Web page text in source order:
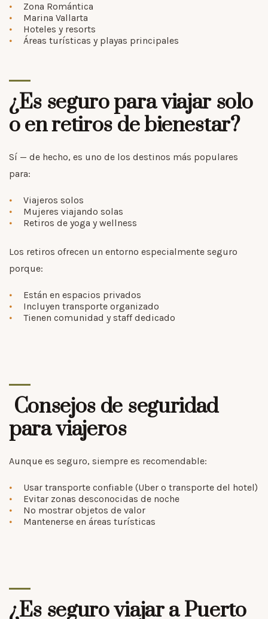
Zona Romántica
Marina Vallarta
Hoteles y resorts
Áreas turísticas y playas principales
¿Es seguro para viajar solo
o en retiros de bienestar?
Sí — de hecho, es uno de los destinos más populares
para:
Viajeros solos
Mujeres viajando solas
Retiros de yoga y wellness
Los retiros ofrecen un entorno especialmente seguro
porque:
Están en espacios privados
Incluyen transporte organizado
Tienen comunidad y staff dedicado
Consejos de seguridad
para viajeros
Aunque es seguro, siempre es recomendable:
Usar transporte confiable (Uber o transporte del hotel)
Evitar zonas desconocidas de noche
No mostrar objetos de valor
Mantenerse en áreas turísticas
¿Es seguro viajar a Puerto